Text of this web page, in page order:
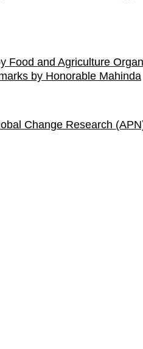
Food and Agriculture
by Honorable Mahinda
Change Research